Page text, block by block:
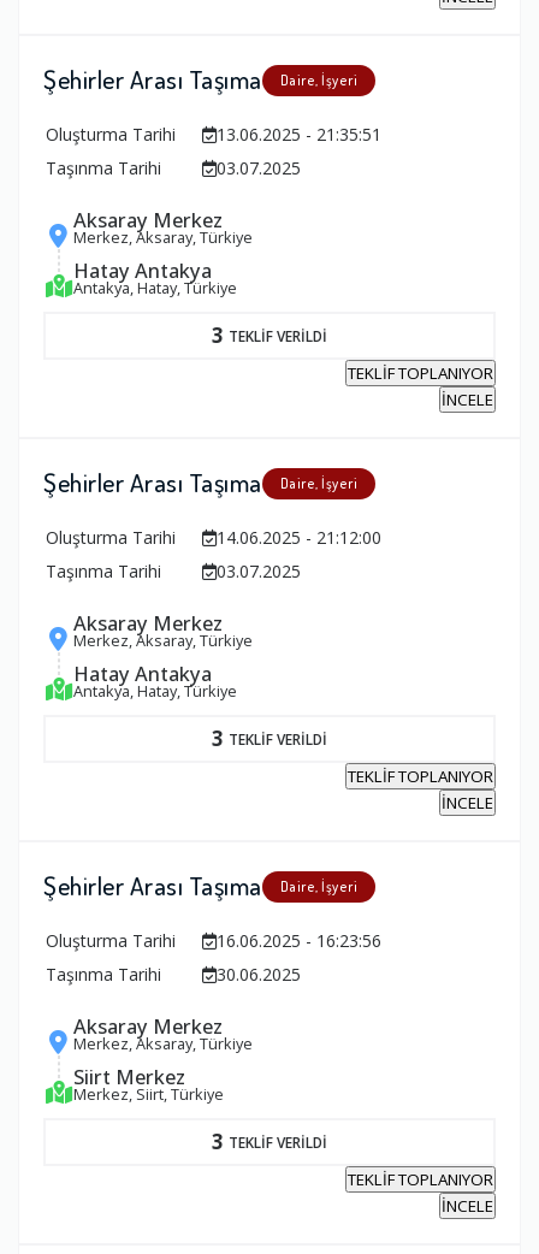
Şehirler Arası Taşıma Daire, İşyeri
Oluşturma Tarihi
13.06.2025 - 21:35:51
Taşınma Tarihi
03.07.2025
Aksaray Merkez
Merkez, Aksaray, Türkiye
Hatay Antakya
Antakya, Hatay, Türkiye
3 TEKLİF VERİLDİ
TEKLİF TOPLANIYOR
İNCELE
Şehirler Arası Taşıma Daire, İşyeri
Oluşturma Tarihi
14.06.2025 - 21:12:00
Taşınma Tarihi
03.07.2025
Aksaray Merkez
Merkez, Aksaray, Türkiye
Hatay Antakya
Antakya, Hatay, Türkiye
3 TEKLİF VERİLDİ
TEKLİF TOPLANIYOR
İNCELE
Şehirler Arası Taşıma Daire, İşyeri
Oluşturma Tarihi
16.06.2025 - 16:23:56
Taşınma Tarihi
30.06.2025
Aksaray Merkez
Merkez, Aksaray, Türkiye
Siirt Merkez
Merkez, Siirt, Türkiye
3 TEKLİF VERİLDİ
TEKLİF TOPLANIYOR
İNCELE